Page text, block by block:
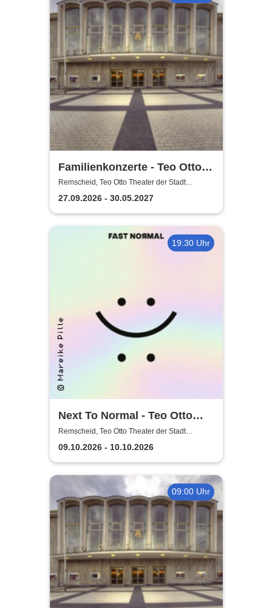
Familienkonzerte - Teo Otto
Theater der Stadt Remscheid
Remscheid, Teo Otto Theater der Stadt
Remscheid
27.09.2026 - 30.05.2027
19:30 Uhr
Next To Normal - Teo Otto
Theater der Stadt Remscheid
Remscheid, Teo Otto Theater der Stadt
Remscheid
09.10.2026 - 10.10.2026
09:00 Uhr